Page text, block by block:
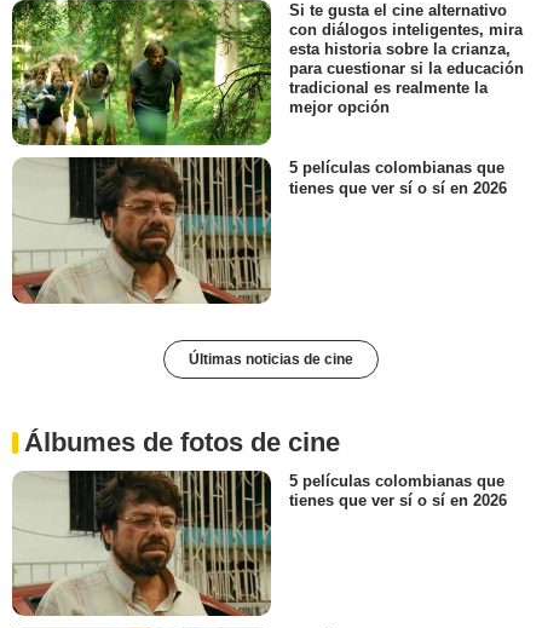
Si te gusta el cine alternativo
con diálogos inteligentes, mira
esta historia sobre la crianza,
para cuestionar si la educación
tradicional es realmente la
mejor opción
5 películas colombianas que
tienes que ver sí o sí en 2026
Últimas noticias de cine
Álbumes de fotos de cine
5 películas colombianas que
tienes que ver sí o sí en 2026